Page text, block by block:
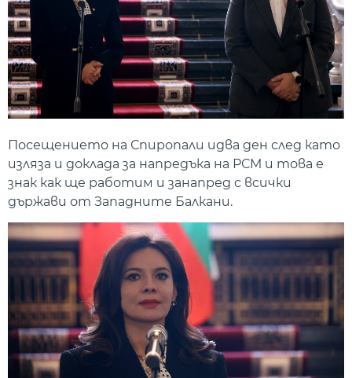
Посещението на Спиропали идва ден след като
изляза и доклада за напредъка на РСМ и това е
знак как ще работим и занапред с всички
държави от Западните Балкани.